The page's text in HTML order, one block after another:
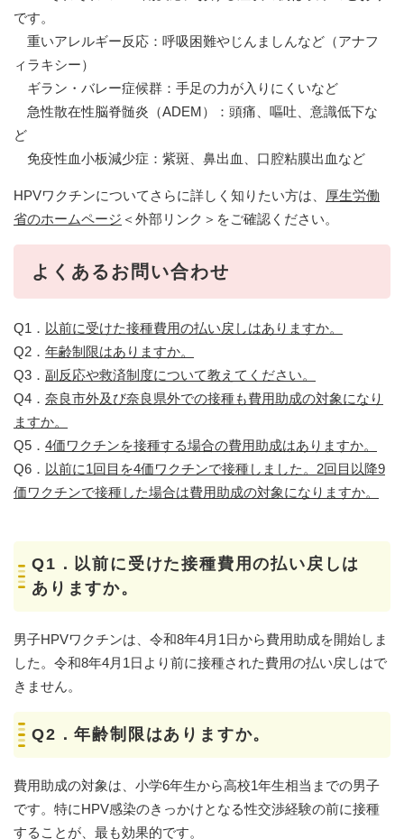
です。
重いアレルギー反応：呼吸困難やじんましんなど（アナフ
ィラキシー）
ギラン・バレー症候群：手足の力が入りにくいなど
急性散在性脳脊髄炎（ADEM）：頭痛、嘔吐、意識低下な
ど
免疫性血小板減少症：紫斑、鼻出血、口腔粘膜出血など
HPVワクチンについてさらに詳しく知りたい方は、
厚生労働
省のホームページ ＜外部リンク＞ をご確認ください。
よくあるお問い合わせ
Q1． 以前に受けた接種費用の払い戻しはありますか。
Q2． 年齢制限はありますか。
Q3． 副反応や救済制度について教えてください。
Q4．​ 奈良市外及び奈良県外での接種も費用助成の対象になり
ますか。​
Q5． 4価ワクチンを接種する場合の費用助成はありますか。
​Q6． 以前に1回目を4価ワクチンで接種しました。2回目以降9
価ワクチンで接種した場合は費用助成の対象になりますか。
Q1．以前に受けた接種費用の払い戻しは
ありますか。
男子HPVワクチンは、令和8年4月1日から費用助成を開始しま
した。令和8年4月1日より前に接種された費用の払い戻しはで
きません。
Q2．年齢制限はありますか。
費用助成の対象は、小学6年生から高校1年生相当までの男子
です。特にHPV感染のきっかけとなる性交渉経験の前に接種
することが、最も効果的です。